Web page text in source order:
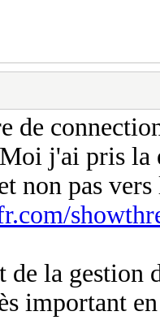
de
j'ai pris
non pas
de la gestion
important